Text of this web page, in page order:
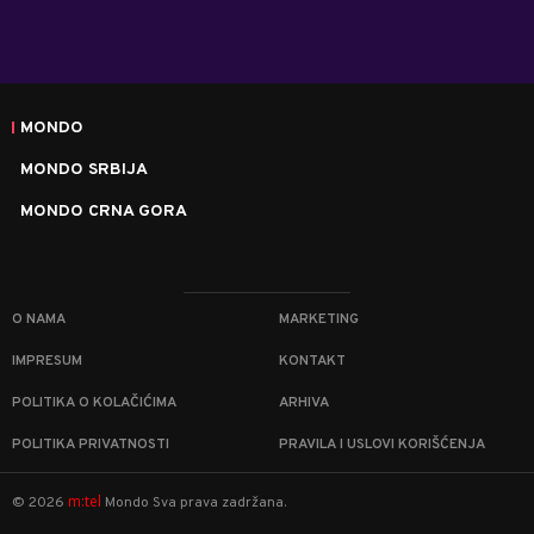
MONDO
MONDO SRBIJA
MONDO CRNA GORA
O NAMA MARKETING
IMPRESUM KONTAKT
POLITIKA O KOLAČIĆIMA ARHIVA
POLITIKA PRIVATNOSTI PRAVILA I USLOVI KORIŠĆENJA
© 2026 m:tel Mondo Sva prava zadržana.